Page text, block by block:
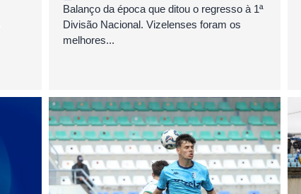
Balanço da época que ditou o regresso à 1ª
Divisão Nacional. Vizelenses foram os
melhores...